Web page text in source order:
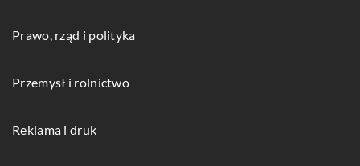
Prawo, rząd i polityka
Przemysł i rolnictwo
Reklama i druk